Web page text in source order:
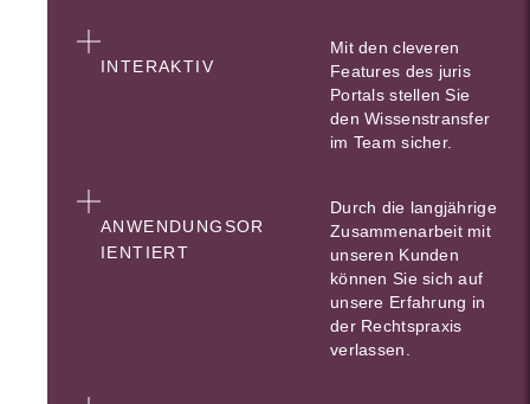
INTERAKTIV
Mit den cleveren
Features des juris
Portals stellen Sie
den Wissenstransfer
im Team sicher.
ANWENDUNGSOR
IENTIERT
Durch die langjährige
Zusammenarbeit mit
unseren Kunden
können Sie sich auf
unsere Erfahrung in
der Rechtspraxis
verlassen.